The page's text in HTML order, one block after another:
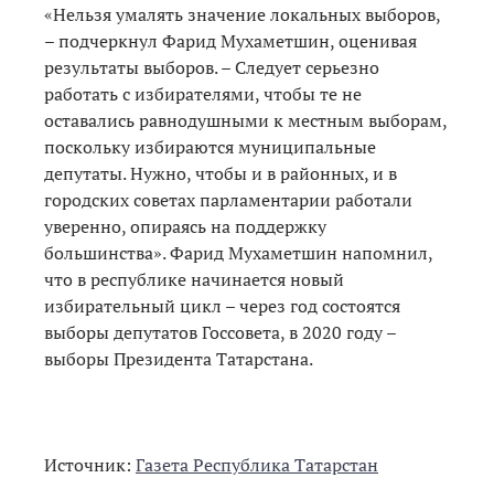
«Нельзя умалять значение локальных выборов,
– подчеркнул Фарид Мухаметшин, оценивая
результаты выборов. – Следует серьезно
работать с избирателями, чтобы те не
оставались равнодушными к местным выборам,
поскольку избираются муниципальные
депутаты. Нужно, чтобы и в районных, и в
городских советах парламентарии работали
уверенно, опираясь на поддержку
большинства». Фарид Мухаметшин напомнил,
что в республике начинается новый
избирательный цикл – через год состоятся
выборы депутатов Госсовета, в 2020 году –
выборы Президента Татарстана.
Источник: Газета Республика Татарстан